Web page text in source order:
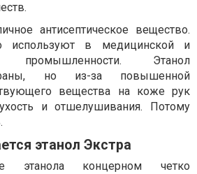
антисептическое вещество.
используют в медицинской и
промышленности. Этанол
раны, но из-за повышенной
вещества на коже рук
и отшелушивания. Потому
этанол Экстра
этанола концерном четко